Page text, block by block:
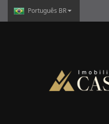
Português BR